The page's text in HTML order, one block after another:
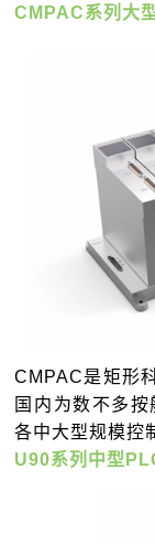
CMPAC系列大
CMPAC是矩形
国内为数不多
各中大型规模控
U90系列中型